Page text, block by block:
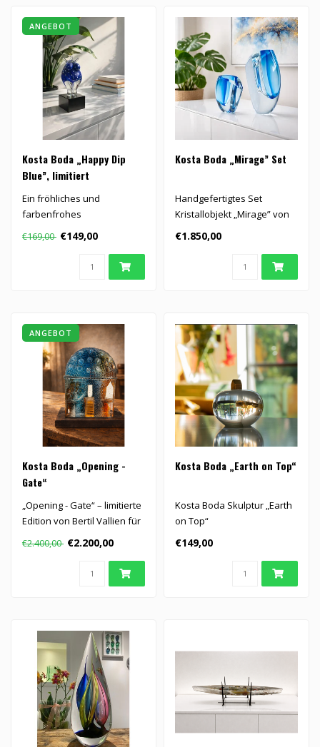
ANGEBOT
Kosta Boda „Happy Dip
Blue”, limitiert
Ein fröhliches und
farbenfrohes
Kristallkunstwerk,
entworfen von Kjell Engman
€169,00 €149,00
Kosta Boda „Mirage” Set
Handgefertigtes Set
Kristallobjekt „Mirage” von
Göran Wärff für Kosta Bod..
€1.850,00
ANGEBOT
Kosta Boda „Opening -
Gate“
„Opening - Gate“ – limitierte
Edition von Bertil Vallien für
Kosta Boda (..
€2.400,00 €2.200,00
Kosta Boda „Earth on Top“
Kosta Boda Skulptur „Earth
on Top“
€149,00